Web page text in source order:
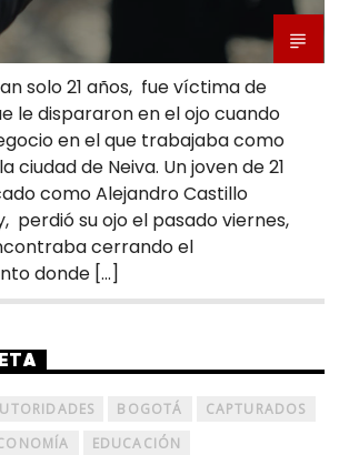
solo 21 años, fue víctima de
le dispararon en el ojo cuando
en el que trabajaba como
ciudad de Neiva. Un joven de 21
como Alejandro Castillo
perdió su ojo el pasado viernes,
cerrando el
donde […]
BOGOTÁ
CAPTURADOS
EDUCACIÓN